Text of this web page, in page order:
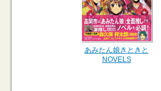
あみたん娘きときと
NOVELS